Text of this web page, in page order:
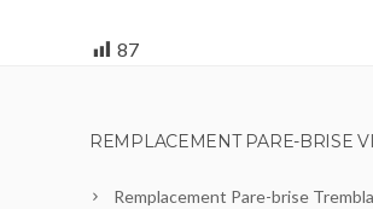
87
REMPLACEMENT PARE-BRISE
Remplacement Pare-brise